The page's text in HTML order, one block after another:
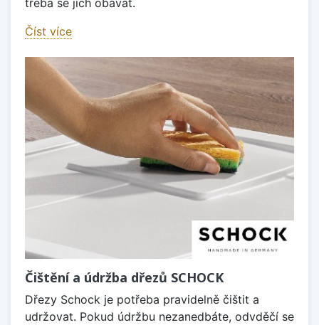
třeba se jich obávat.
Číst více
Čištění a údržba dřezů SCHOCK
Dřezy Schock je potřeba pravidelně čištit a
udržovat. Pokud údržbu nezanedbáte, odvděčí se